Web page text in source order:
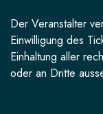
Der Veranstalter
Einwilligung des
Einhaltung aller
oder an Dritte